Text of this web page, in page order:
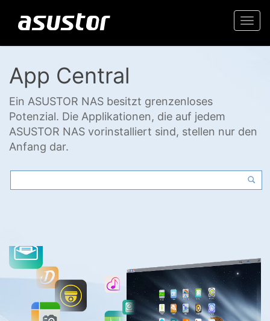
App Central
Ein ASUSTOR NAS besitzt grenzenloses
Potenzial. Die Applikationen, die auf jedem
ASUSTOR NAS vorinstalliert sind, stellen nur den
Anfang dar.